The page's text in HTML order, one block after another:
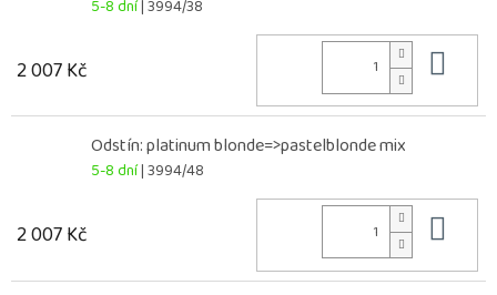
5-8 dní| 3994/38
2 007 Kč
Odstín: platinum blonde=>pastelblonde mix
5-8 dní| 3994/48
2 007 Kč